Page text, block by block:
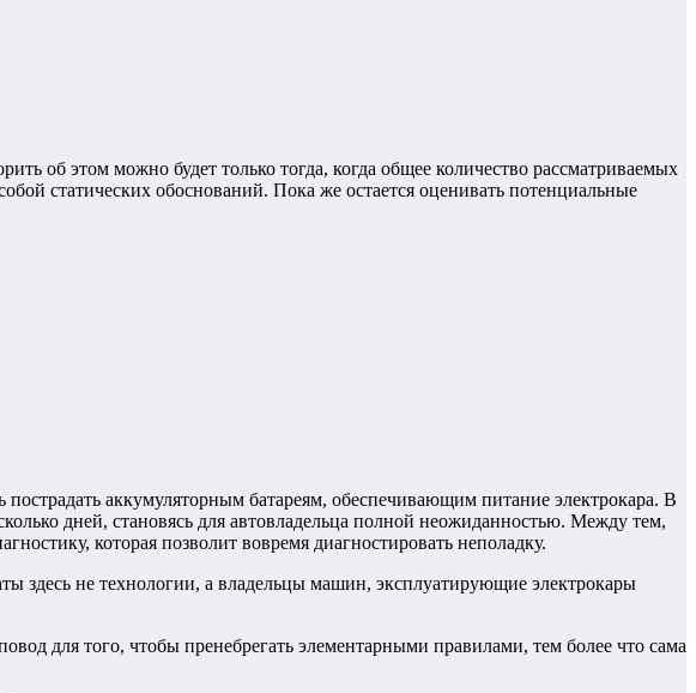
об этом можно будет только тогда, когда общее количество рассматриваемых
статических обоснований. Пока же остается оценивать потенциальные
аккумуляторным батареям, обеспечивающим питание электрокара. В
дней, становясь для автовладельца полной неожиданностью. Между тем,
которая позволит вовремя диагностировать неполадку.
здесь не технологии, а владельцы машин, эксплуатирующие электрокары
для того, чтобы пренебрегать элементарными правилами, тем более что сама